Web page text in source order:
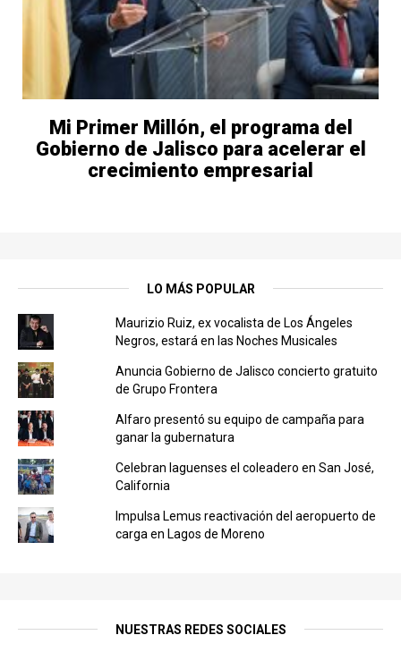
LO MÁS POPULAR
Maurizio Ruiz, ex vocalista de Los Ángeles
Negros, estará en las Noches Musicales
Anuncia Gobierno de Jalisco concierto gratuito
de Grupo Frontera
Alfaro presentó su equipo de campaña para
ganar la gubernatura
Celebran laguenses el coleadero en San José,
California
Impulsa Lemus reactivación del aeropuerto de
carga en Lagos de Moreno
NUESTRAS REDES SOCIALES
Mi Primer Millón, el programa del
Gobierno de Jalisco para acelerar el
crecimiento empresarial